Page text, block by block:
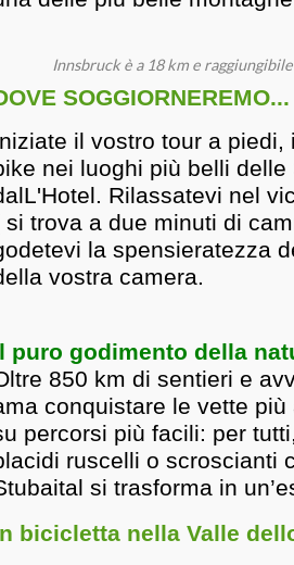
Innsbruck è a 18 km e
il vostro tour a
nei luoghi più belli
Rilassatevi nel
si trova a due minuti di
la spensieratezza
vostra camera.
puro godimento della
850 km di sentieri e
conquistare le vette
percorsi più facili: per
ruscelli o scroscianti
si trasforma in
bicicletta nella Valle